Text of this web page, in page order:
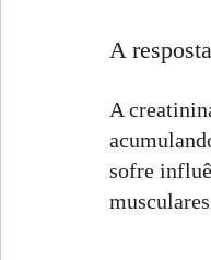
A
A
sofre